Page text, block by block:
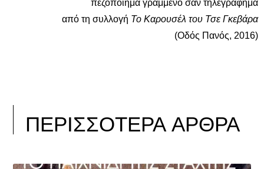
πεζοποίημα γραμμένο σαν τηλεγράφημα
από τη συλλογή Το Καρουσέλ του Τσε Γκεβάρα
(Οδός Πανός, 2016)
ΠΕΡΙΣΣΟΤΕΡΑ ΑΡΘΡΑ